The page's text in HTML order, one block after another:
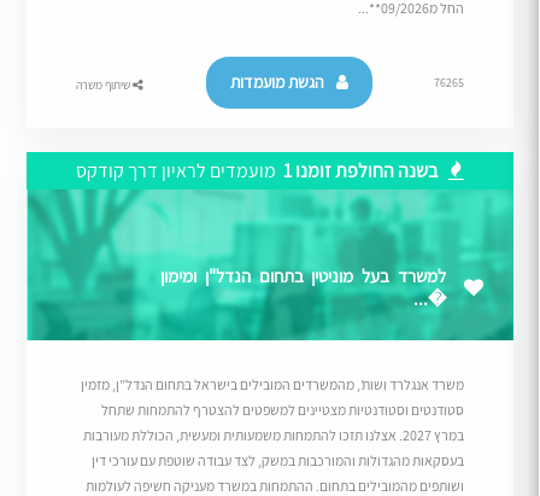
החל מ09/2026**...
76265 הגשת מועמדות שיתוף משרה
בשנה החולפת זומנו 1 מועמדים לראיון דרך קודקס
למשרד בעל מוניטין בתחום הנדל"ן ומימון
�...
משרד אנגלרד ושות’, מהמשרדים המובילים בישראל בתחום הנדל”ן, מזמין
סטודנטים וסטודנטיות מצטיינים למשפטים להצטרף להתמחות שתחל
במרץ 2027. אצלנו תזכו להתמחות משמעותית ומעשית, הכוללת מעורבות
בעסקאות מהגדולות והמורכבות במשק, לצד עבודה שוטפת עם עורכי דין
ושותפים מהמובילים בתחום. ההתמחות במשרד מעניקה חשיפה לעולמות